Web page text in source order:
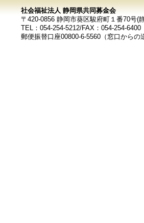
社会福祉法人 静岡県共同募金会
〒420-0856 静岡市葵区駿府町１番70号(
TEL：054-254-5212/FAX：054-254-6400
郵便振替口座00800-6-5560（窓口からの